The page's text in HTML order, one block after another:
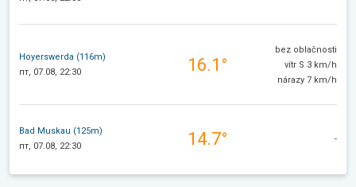
Hoyerswerda (116m)
пт, 07.08, 22:30
16.1°
bez oblačnosti
vítr S 3 km/h
nárazy 7 km/h
Bad Muskau (125m)
пт, 07.08, 22:30
14.7° -